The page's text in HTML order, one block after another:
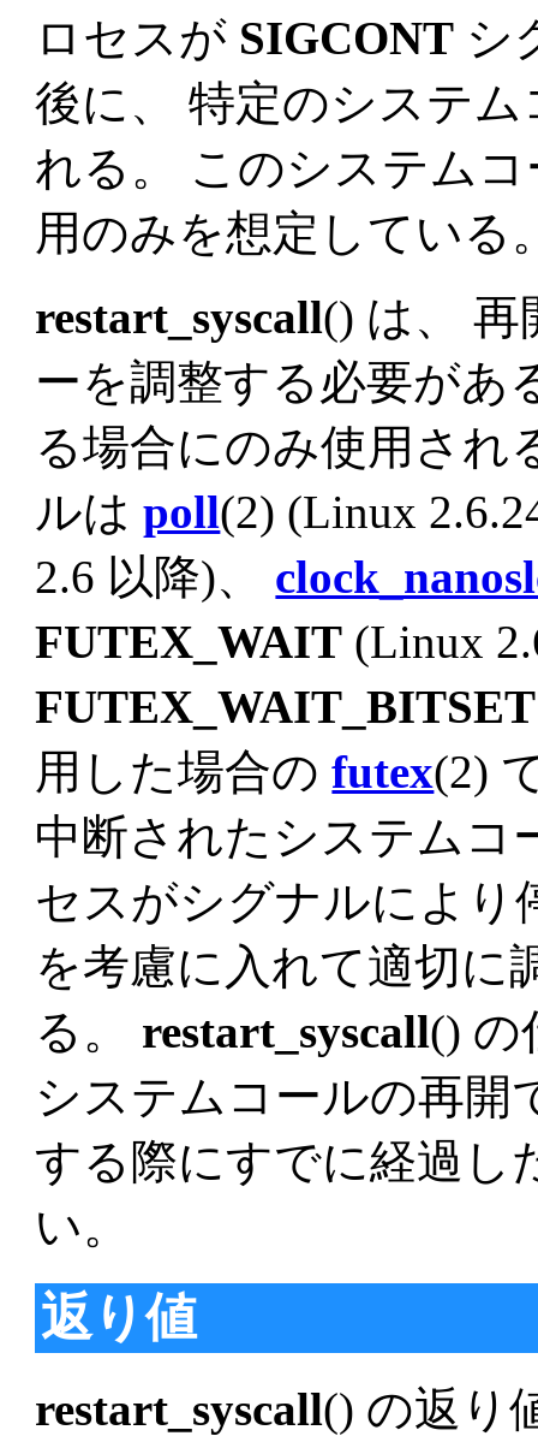
ロセスが SIGCONT シ
後に、 特定のシステ
れる。 このシステム
用のみを想定している
restart_syscall() は、 再
ーを調整する必要があ
る場合にのみ使用され
ルはpoll(2) (Linux
2.6 以降)、
FUTEX_WAIT (Linux
FUTEX_WAIT_BITSET
用した場合のfutex(2)
中断されたシステムコ
セスがシグナルにより
を考慮に入れて適切に
る。 restart_syscall() の
システムコールの再開
する際にすでに経過し
い。
返り値
restart_syscall() の返り